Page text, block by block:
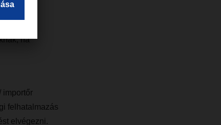
ha
importőr
felhatalmazás
elvégezni.